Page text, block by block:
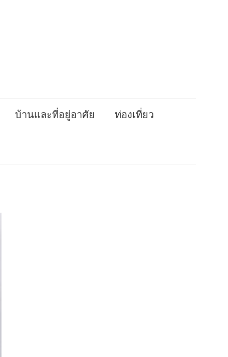
บ้านและที่อยู่อาศัย ท่องเที่ยว